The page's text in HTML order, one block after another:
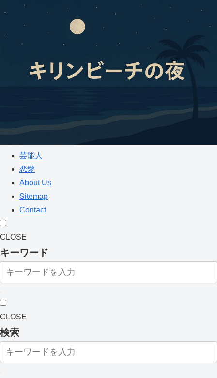
芸能人
恋愛
About Us
Sitemap
Contact
CLOSE
キーワード
CLOSE
検索